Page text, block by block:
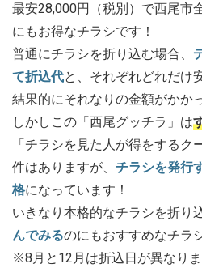
最安28,000円（税別）で西尾市
にもお得なチラシです！
普通にチラシを折り込む場合、
て折込代と、それぞれどれだけ
結果的にそれなりの金額がかか
しかしこの「西尾グッチラ」は
「チラシを見た人が得をする
件はありますが、 チラシを発行
格になっています！
いきなり本格的なチラシを折り
んでみるのにもおすすめなチラ
※8月と12月は折込日が異なり